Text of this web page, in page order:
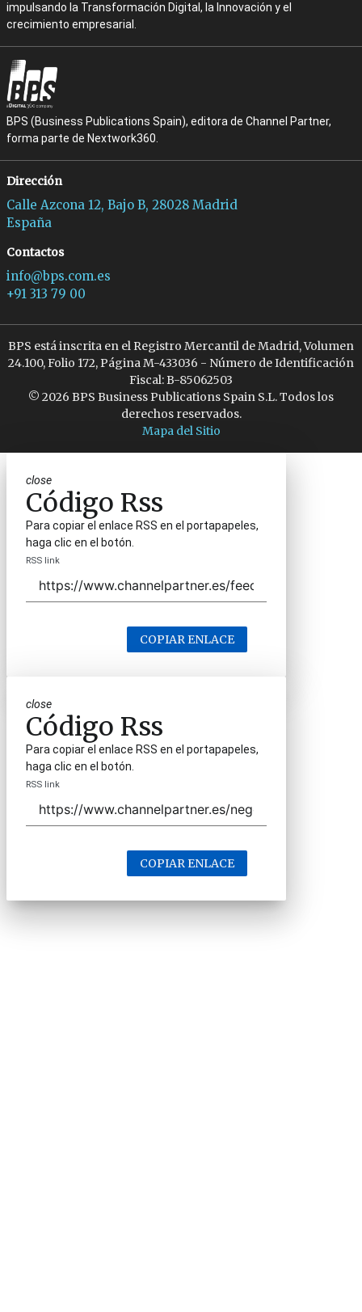
impulsando la Transformación Digital, la Innovación y el
crecimiento empresarial.
BPS (Business Publications Spain), editora de Channel Partner,
forma parte de Nextwork360.
Dirección
Calle Azcona 12, Bajo B, 28028 Madrid
España
Contactos
info@bps.com.es
+91 313 79 00
BPS está inscrita en el Registro Mercantil de Madrid, Volumen
24.100, Folio 172, Página M-433036 - Número de Identificación
Fiscal: B-85062503
© 2026 BPS Business Publications Spain S.L. Todos los
derechos reservados.
Mapa del Sitio
close
Código Rss
Para copiar el enlace RSS en el portapapeles,
haga clic en el botón.
RSS link
COPIAR ENLACE
close
Código Rss
Para copiar el enlace RSS en el portapapeles,
haga clic en el botón.
RSS link
COPIAR ENLACE